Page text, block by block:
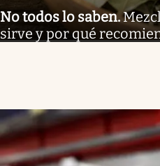
No todos lo saben.
sirve y por qué